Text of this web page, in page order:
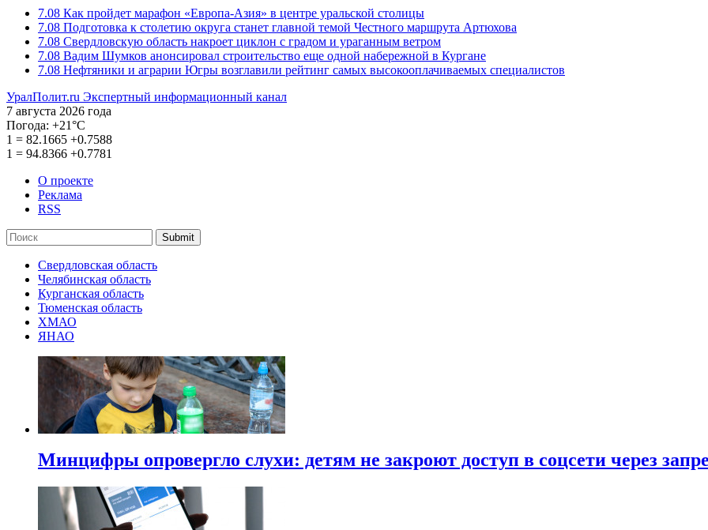
7.08 Как пройдет марафон «Европа-Азия» в центре уральской столицы
7.08 Подготовка к столетию округа станет главной темой Честного маршрута Артюхова
7.08 Свердловскую область накроет циклон с градом и ураганным ветром
7.08 Вадим Шумков анонсировал строительство еще одной набережной в Кургане
7.08 Нефтяники и аграрии Югры возглавили рейтинг самых высокооплачиваемых специалистов
УралПолит.ru Экспертный информационный канал
7 августа 2026 года
Погода: +21°С
1 = 82.1665 +0.7588
1 = 94.8366 +0.7781
О проекте
Реклама
RSS
Submit
Свердловская область
Челябинская область
Курганская область
Тюменская область
ХМАО
ЯНАО
Минцифры опровергло слухи: детям не закроют доступ в соцсети через